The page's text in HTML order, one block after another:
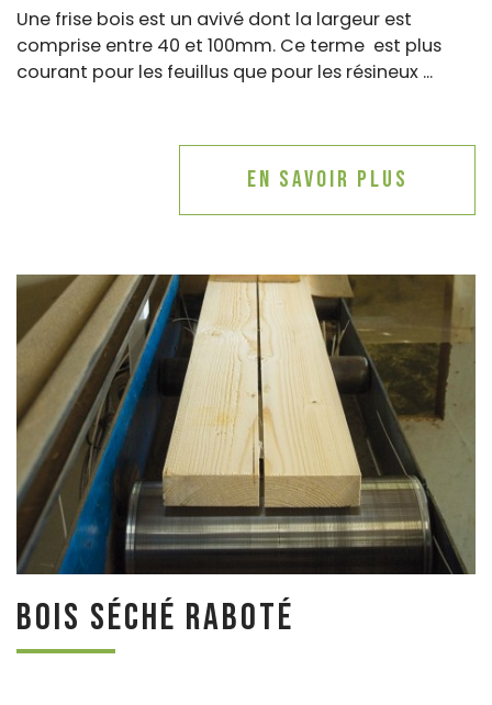
Une frise bois est un avivé dont la largeur est
comprise entre 40 et 100mm. Ce terme est plus
courant pour les feuillus que pour les résineux ...
En savoir plus
Bois séché raboté